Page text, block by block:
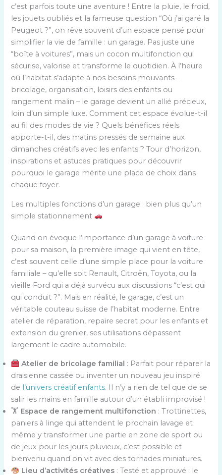
c’est parfois toute une aventure ! Entre la pluie, le froid,
les jouets oubliés et la fameuse question “Où j’ai garé la
Peugeot ?”, on rêve souvent d’un espace pensé pour
simplifier la vie de famille : un garage. Pas juste une
“boîte à voitures”, mais un cocon multifonction qui
sécurise, valorise et transforme le quotidien. À l’heure
où l’habitat s’adapte à nos besoins mouvants –
bricolage, organisation, loisirs des enfants ou
rangement malin – le garage devient un allié précieux,
loin d’un simple luxe. Comment cet espace évolue-t-il
au fil des modes de vie ? Quels bénéfices réels
apporte-t-il, des matins pressés de semaine aux
dimanches créatifs avec les enfants ? Tour d’horizon,
inspirations et astuces pratiques pour découvrir
pourquoi le garage mérite une place de choix dans
chaque foyer.
Les multiples fonctions d’un garage : bien plus qu’un
simple stationnement
Quand on évoque l’importance d’un garage à voiture
pour sa maison, la première image qui vient en tête,
c’est souvent celle d’une simple place pour la voiture
familiale – qu’elle soit Renault, Citroën, Toyota, ou la
vieille Ford qui a déjà survécu aux discussions “c’est qui
qui conduit ?”. Mais en réalité, le garage, c’est un
véritable couteau suisse de l’habitat moderne. Entre
atelier de réparation, repaire secret pour les enfants et
extension du grenier, ses utilisations dépassent
largement le cadre automobile.
Atelier de bricolage familial : Parfait pour réparer la
draisienne cassée ou inventer un nouveau jeu inspiré
de l’univers créatif enfants. Il n’y a rien de tel que de se
salir les mains en famille autour d’un établi improvisé !
🏋️ Espace de rangement multifonction : Trottinettes,
paniers à linge qui attendent le prochain lavage et
même y transformer une partie en zone de sport ou
de jeux pour les jours pluvieux, c’est possible et
bienvenu quand on vit avec des tornades miniatures.
Lieu d’activités créatives : Testé et approuvé : le